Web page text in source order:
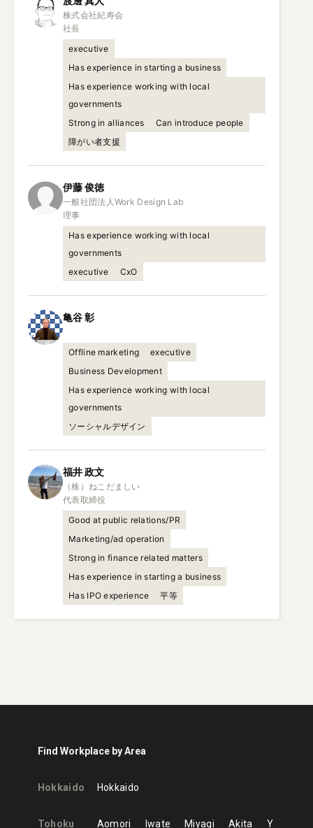
株式会社紀寿会
社長
executive
Has experience in starting a business
Has experience working with local
governments
Strong in alliances
Can introduce people
障がい者支援
伊藤俊徳
一般社団法人Work Design Lab
理事
Has experience working with local
governments
executive
CxO
亀谷彰
Offline marketing
executive
Business Development
Has experience working with local
governments
ソーシャルデザイン
福井政文
（株）ねこだましい
代表取締役
Good at public relations/PR
Marketing/ad operation
Strong in finance related matters
Has experience in starting a business
Has IPO experience
平等
Find Workplace by Area
Hokkaido Hokkaido
Tohoku Aomori Iwate Miyagi Akita
Y